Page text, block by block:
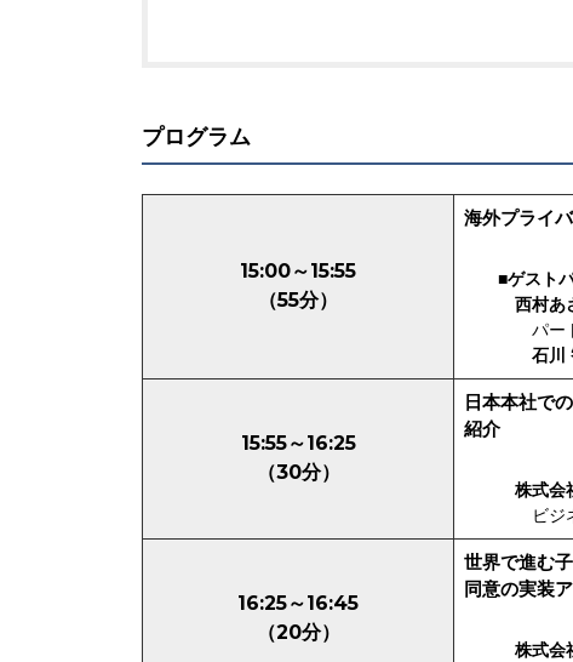
プログラム
15:00～15:55
（55分）
海外プライ
■ゲスト
西村あ
パー
石川
15:55～16:25
（30分）
日本本社で
紹介
株式会
ビジ
16:25～16:45
（20分）
世界で進む
同意の実装
株式会